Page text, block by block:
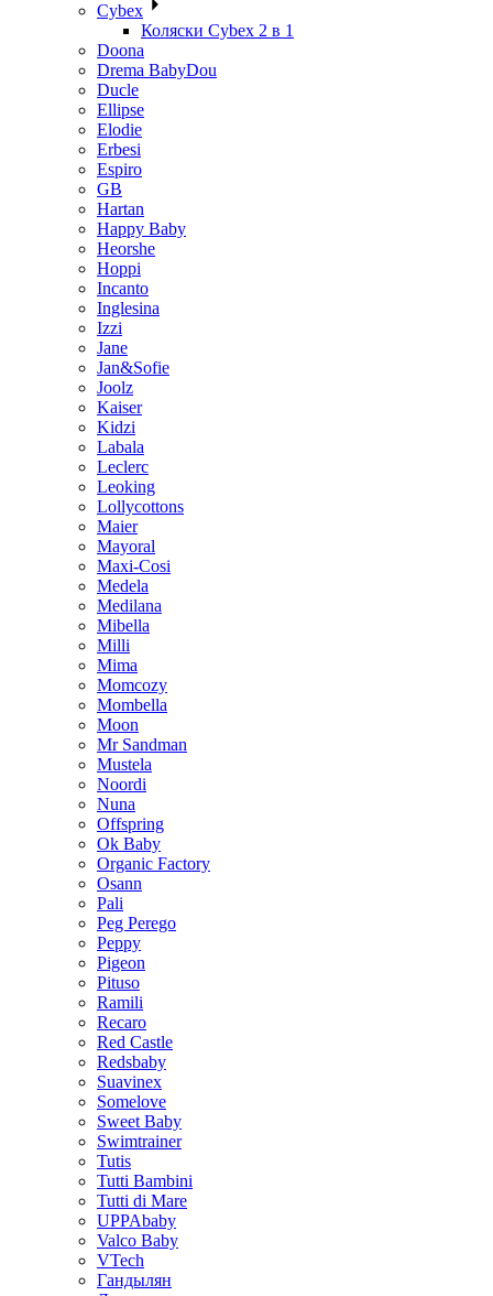
Cybex
Коляски Cybex 2 в 1
Doona
Drema BabyDou
Ducle
Ellipse
Elodie
Erbesi
Espiro
GB
Hartan
Happy Baby
Heorshe
Hoppi
Incanto
Inglesina
Izzi
Jane
Jan&Sofie
Joolz
Kaiser
Kidzi
Labala
Leclerc
Leoking
Lollycottons
Maier
Mayoral
Maxi-Cosi
Medela
Medilana
Mibella
Milli
Mima
Momcozy
Mombella
Moon
Mr Sandman
Mustela
Noordi
Nuna
Offspring
Ok Baby
Organic Factory
Osann
Pali
Peg Perego
Peppy
Pigeon
Pituso
Ramili
Recaro
Red Castle
Redsbaby
Suavinex
Somelove
Sweet Baby
Swimtrainer
Tutis
Tutti Bambini
Tutti di Mare
UPPAbaby
Valco Baby
VTech
Гандылян